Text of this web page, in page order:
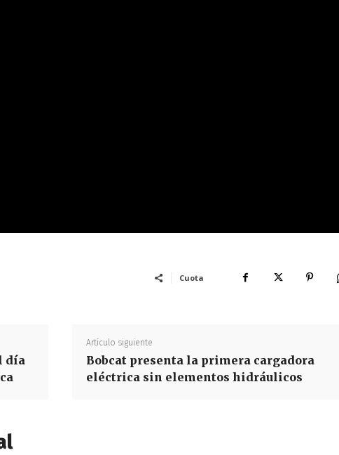
Cuota
día
Artículo siguiente
Bobcat presenta la primera cargadora
eléctrica sin elementos hidráulicos